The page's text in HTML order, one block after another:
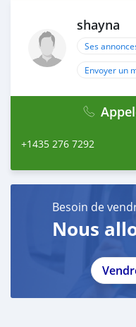
shayna
Ses
Envoyer un
+1435 276 7292
Besoin de
Nous